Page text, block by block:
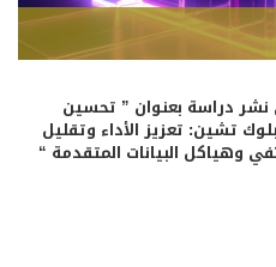
دراسة بعنوان ” تحسين
تشين: تعزيز الأداء وتقليل
وهياكل البيانات المتقدمة “